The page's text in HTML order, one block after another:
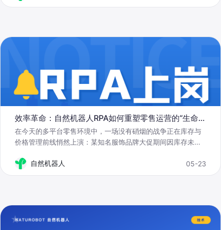
效率革命：自然机器人RPA如何重塑零售运营的“生命线”
在今天的多平台零售环境中，一场没有硝烟的战争正在库存与
价格管理前线悄然上演：某知名服饰品牌大促期间因库存未...
自然机器人 05-23